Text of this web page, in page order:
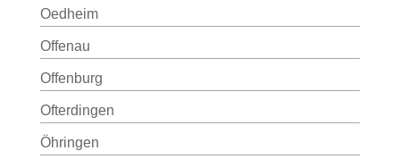
Oedheim
Offenau
Offenburg
Ofterdingen
Öhringen